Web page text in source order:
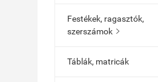
Festékek, ragasztók,
szerszámok 
Táblák, matricák